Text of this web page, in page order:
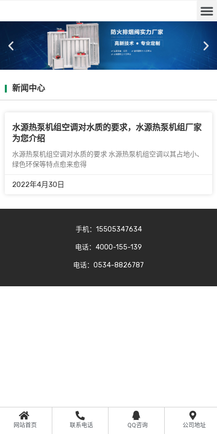
新闻中心
水源热泵机组空调对水质的要求，水源热泵机组厂家
为您介绍
水源热泵机组空调对水质的要求 水源热泵机组空调以其占地小、
绿色环保等特点愈来愈得
2022年4月30日
手机：15505347634
电话：4000-155-139
电话：0534-8826787
网站首页 联系电话 QQ咨询 公司地址